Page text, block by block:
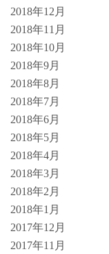
2018年12月
2018年11月
2018年10月
2018年9月
2018年8月
2018年7月
2018年6月
2018年5月
2018年4月
2018年3月
2018年2月
2018年1月
2017年12月
2017年11月